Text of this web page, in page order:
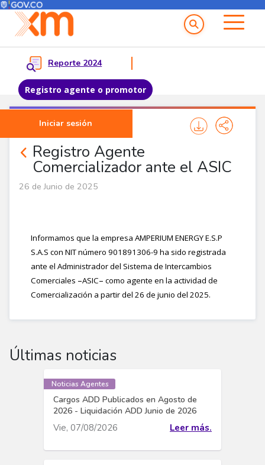
Pasar al contenido principal
Menú del Usuario
Reporte 2024
Registro agente o promotor
Iniciar sesión
Menu principal
Registro Agente
Comercializador ante el ASIC
Noticias Agentes
26 de Junio de 2025
Informamos que la empresa AMPERIUM ENERGY E.S.P
S.A.S con NIT número 901891306-9 ha sido registrada
ante el Administrador del Sistema de Intercambios
Comerciales –ASIC– como agente en la actividad de
Comercialización a partir del 26 de junio del 2025.
Últimas noticias
Noticias Agentes
Cargos ADD Publicados en Agosto de
2026 - Liquidación ADD Junio de 2026
Vie, 07/08/2026 Leer más.